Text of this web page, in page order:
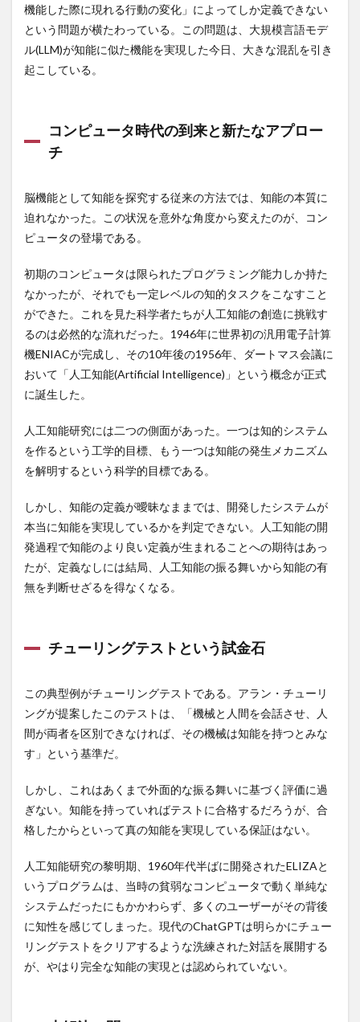
水分
水力発電 水噴霧消火設備
水断食
水瀬ケンイチ
水田稲作
水素エコノミー
水素入浴
沈黙の臓器
沖縄 河上肇
河岸宏和
河野守宏
法話と唱題行の会
泡消火設備 洗脳
洗顔料
浄化儀式
浮腫 海外一人旅
海外旅行
海外移住
海洋深層水 海藻
海藻シャンプー
消化酵素
消極教育 消火器
消費増税
消費期限
消費税 消費税増税
消費税導入
消費税引き上げ
深層学習
深層学習アルゴリズム
深田恭子
深読
添加物 渋谷昌三
温泉ソムリエ
温泉ソムリエマスター
温泉健康指導士
温泉分析書
温泉水
温泉百貨店
温泉観光実践士
滋養強壮
漢方注射剤
漢方茶
漢方薬
潜在的ディリクレ配分法
潤滑ゼリー
潤滑剤
潰瘍性大腸炎
澤田平 火の歴史
火縄銃
炎症性貧血
為替リスク
為替リスク管理 烏龍茶
無形資産
無担保ステーブルコイン
無料NFT
無料宿泊
無料検診
無機過酸化物
無添加シャンプー
焼肉
熟睡 熱中症
燃え尽き症候群
爪噛み症
片山潜 片平悦子 片頭痛
牛乳
牛乳は危険
牡蠣 牡蠣食べ放題
物々交換
物価上昇
物価高騰 物忘れ
特別国会
特別委員会
特別教育 特別電圧
特徴量
単な
る統
計学
習
か、
それ
の萌
芽か
を脳
能と
して
る
生成
AIは
世界
ミュ
レー
とな
り得
るか
3.1
の進
化を
たニ
ュー
ラル
ネッ
3.2
述す
る方
一つ
では
3.3
生成
AIも
また
のシ
ミュ
レー
ショ
ンで
ある
4
機能した際に現れる行動の変化」によってしか定義できない
という問題が横たわっている。この問題は、大規模言語モデ
ル(LLM)が知能に似た機能を実現した今日、大きな混乱を引き
起こしている。
コンピュータ時代の到来と新たなアプロー
チ
脳機能として知能を探究する従来の方法では、知能の本質に
迫れなかった。この状況を意外な角度から変えたのが、コン
ピュータの登場である。
初期のコンピュータは限られたプログラミング能力しか持た
なかったが、それでも一定レベルの知的タスクをこなすこと
ができた。これを見た科学者たちが人工知能の創造に挑戦す
るのは必然的な流れだった。1946年に世界初の汎用電子計算
機ENIACが完成し、その10年後の1956年、ダートマス会議に
おいて「人工知能(Artificial Intelligence)」という概念が正式
に誕生した。
人工知能研究には二つの側面があった。一つは知的システム
を作るという工学的目標、もう一つは知能の発生メカニズム
を解明するという科学的目標である。
しかし、知能の定義が曖昧なままでは、開発したシステムが
本当に知能を実現しているかを判定できない。人工知能の開
発過程で知能のより良い定義が生まれることへの期待はあっ
たが、定義なしには結局、人工知能の振る舞いから知能の有
無を判断せざるを得なくなる。
チューリングテストという試金石
この典型例がチューリングテストである。アラン・チューリ
ングが提案したこのテストは、「機械と人間を会話させ、人
間が両者を区別できなければ、その機械は知能を持つとみな
す」という基準だ。
しかし、これはあくまで外面的な振る舞いに基づく評価に過
ぎない。知能を持っていればテストに合格するだろうが、合
格したからといって真の知能を実現している保証はない。
人工知能研究の黎明期、1960年代半ばに開発されたELIZAと
いうプログラムは、当時の貧弱なコンピュータで動く単純な
システムだったにもかかわらず、多くのユーザーがその背後
に知性を感じてしまった。現代のChatGPTは明らかにチュー
リングテストをクリアするような洗練された対話を展開する
が、やはり完全な知能の実現とは認められていない。